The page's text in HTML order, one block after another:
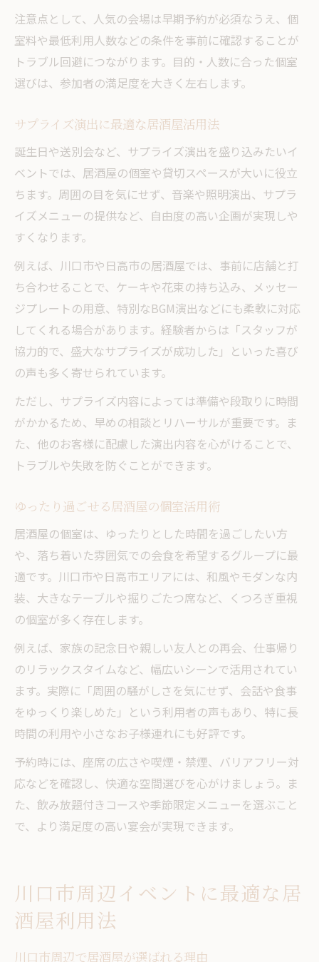
注意点として、人気の会場は早期予約が必須なうえ、個
室料や最低利用人数などの条件を事前に確認することが
トラブル回避につながります。目的・人数に合った個室
選びは、参加者の満足度を大きく左右します。
サプライズ演出に最適な居酒屋活用法
誕生日や送別会など、サプライズ演出を盛り込みたいイ
ベントでは、居酒屋の個室や貸切スペースが大いに役立
ちます。周囲の目を気にせず、音楽や照明演出、サプラ
イズメニューの提供など、自由度の高い企画が実現しや
すくなります。
例えば、川口市や日高市の居酒屋では、事前に店舗と打
ち合わせることで、ケーキや花束の持ち込み、メッセー
ジプレートの用意、特別なBGM演出などにも柔軟に対応
してくれる場合があります。経験者からは「スタッフが
協力的で、盛大なサプライズが成功した」といった喜び
の声も多く寄せられています。
ただし、サプライズ内容によっては準備や段取りに時間
がかかるため、早めの相談とリハーサルが重要です。ま
た、他のお客様に配慮した演出内容を心がけることで、
トラブルや失敗を防ぐことができます。
ゆったり過ごせる居酒屋の個室活用術
居酒屋の個室は、ゆったりとした時間を過ごしたい方
や、落ち着いた雰囲気での会食を希望するグループに最
適です。川口市や日高市エリアには、和風やモダンな内
装、大きなテーブルや掘りごたつ席など、くつろぎ重視
の個室が多く存在します。
例えば、家族の記念日や親しい友人との再会、仕事帰り
のリラックスタイムなど、幅広いシーンで活用されてい
ます。実際に「周囲の騒がしさを気にせず、会話や食事
をゆっくり楽しめた」という利用者の声もあり、特に長
時間の利用や小さなお子様連れにも好評です。
予約時には、座席の広さや喫煙・禁煙、バリアフリー対
応などを確認し、快適な空間選びを心がけましょう。ま
た、飲み放題付きコースや季節限定メニューを選ぶこと
で、より満足度の高い宴会が実現できます。
川口市周辺イベントに最適な居
酒屋利用法
川口市周辺で居酒屋が選ばれる理由